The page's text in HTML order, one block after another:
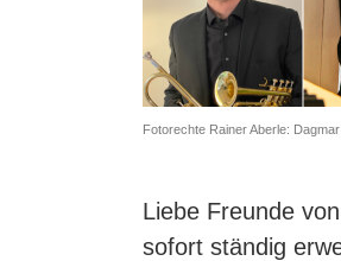
Fotorechte Rainer Aberle:
Liebe Freunde
sofort ständig